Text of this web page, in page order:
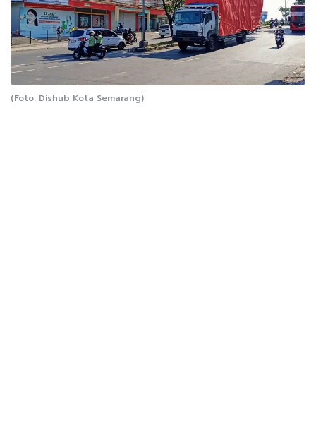
(Foto: Dishub Kota Semarang)